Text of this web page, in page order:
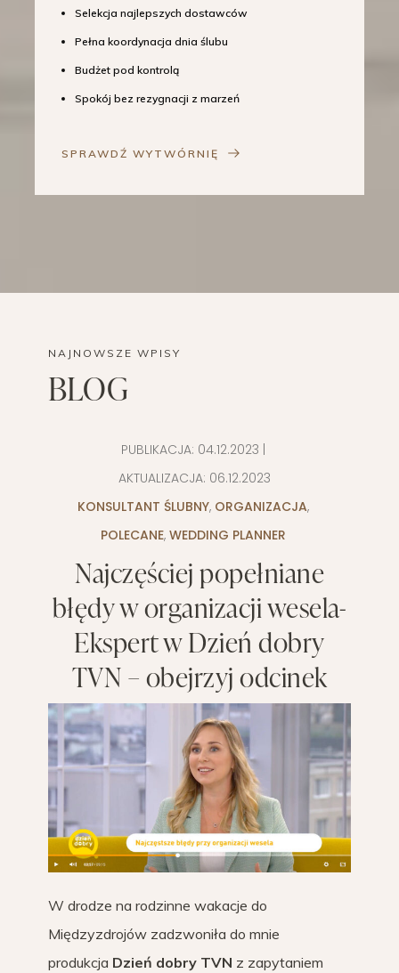
Selekcja najlepszych dostawców
Pełna koordynacja dnia ślubu
Budżet pod kontrolą
Spokój bez rezygnacji z marzeń
SPRAWDŹ WYTWÓRNIĘ
NAJNOWSZE WPISY
BLOG
PUBLIKACJA: 04.12.2023
AKTUALIZACJA: 06.12.2023
KONSULTANT ŚLUBNY, ORGANIZACJA,
POLECANE, WEDDING PLANNER
Najczęściej popełniane
błędy w organizacji wesela-
Ekspert w Dzień dobry
TVN – obejrzyj odcinek
W drodze na rodzinne wakacje do
Międzyzdrojów zadzwoniła do mnie
produkcja Dzień dobry TVN z zapytaniem